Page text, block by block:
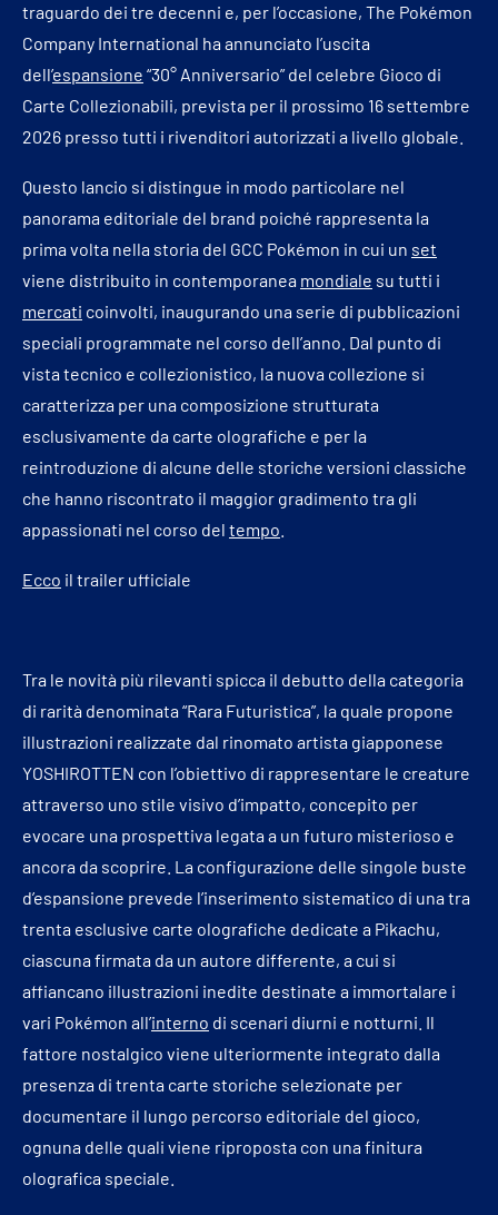
traguardo dei tre decenni e, per l’occasione, The Pokémon
Company International ha annunciato l’uscita
dell’espansione “30° Anniversario” del celebre Gioco di
Carte Collezionabili, prevista per il prossimo 16 settembre
2026 presso tutti i rivenditori autorizzati a livello globale.
Questo lancio si distingue in modo particolare nel
panorama editoriale del brand poiché rappresenta la
prima volta nella storia del GCC Pokémon in cui un set
viene distribuito in contemporanea mondiale su tutti i
mercati coinvolti, inaugurando una serie di pubblicazioni
speciali programmate nel corso dell’anno. Dal punto di
vista tecnico e collezionistico, la nuova collezione si
caratterizza per una composizione strutturata
esclusivamente da carte olografiche e per la
reintroduzione di alcune delle storiche versioni classiche
che hanno riscontrato il maggior gradimento tra gli
appassionati nel corso del tempo
Ecco il trailer ufficiale
Tra le novità più rilevanti spicca il debutto della categoria
di rarità denominata “Rara Futuristica”, la quale propone
illustrazioni realizzate dal rinomato artista giapponese
YOSHIROTTEN con l’obiettivo di rappresentare le creature
attraverso uno stile visivo d’impatto, concepito per
evocare una prospettiva legata a un futuro misterioso e
ancora da scoprire. La configurazione delle singole buste
d’espansione prevede l’inserimento sistematico di una tra
trenta esclusive carte olografiche dedicate a Pikachu,
ciascuna firmata da un autore differente, a cui si
affiancano illustrazioni inedite destinate a immortalare i
vari Pokémon all’interno di scenari diurni e notturni. Il
fattore nostalgico viene ulteriormente integrato dalla
presenza di trenta carte storiche selezionate per
documentare il lungo percorso editoriale del gioco,
ognuna delle quali viene riproposta con una finitura
olografica speciale.